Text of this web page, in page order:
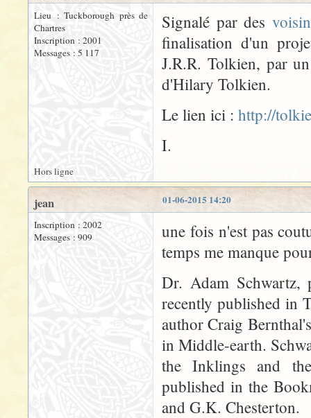
Lieu : Tuckborough près de
Chartres
Inscription : 2001
Messages : 5 117
Signalé par des
finalisation d'un
J.R.R. Tolkien, par
d'Hilary Tolkien.
Le lien ici : http://
I.
Hors ligne
01-06-2015 14:20
jean
Inscription : 2002
Messages : 909
une fois n'est pas
temps me manque
Dr. Adam Schwartz,
recently published in
author Craig
in Middle-earth.
the Inklings and
published in the
and G.K. Chesterton.